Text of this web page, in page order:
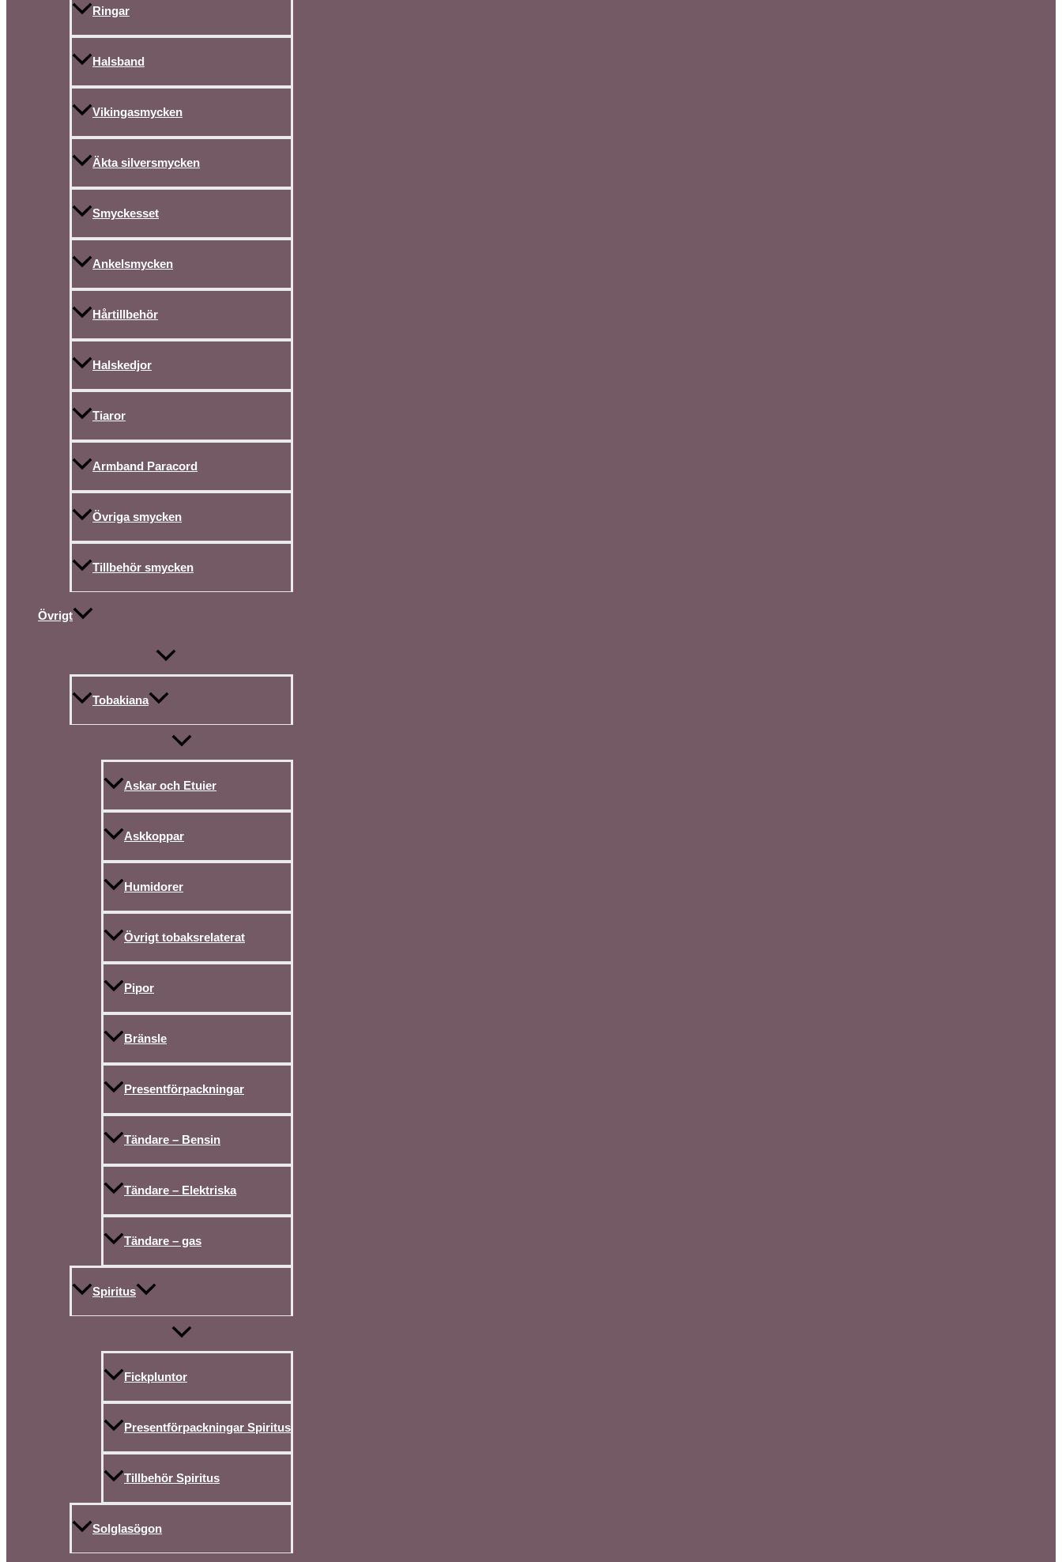
Ringar
Halsband
Vikingasmycken
Äkta silversmycken
Smyckesset
Ankelsmycken
Hårtillbehör
Halskedjor
Tiaror
Armband Paracord
Övriga smycken
Tillbehör smycken
Övrigt
Tobakiana
Askar och Etuier
Askkoppar
Humidorer
Övrigt tobaksrelaterat
Pipor
Bränsle
Presentförpackningar
Tändare – Bensin
Tändare – Elektriska
Tändare – gas
Spiritus
Fickpluntor
Presentförpackningar Spiritus
Tillbehör Spiritus
Solglasögon